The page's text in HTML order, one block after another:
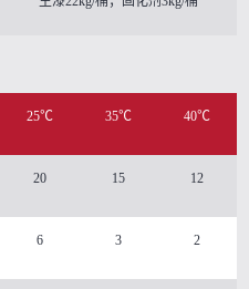
25℃ 35℃ 40℃
20 15 12
6 3 2